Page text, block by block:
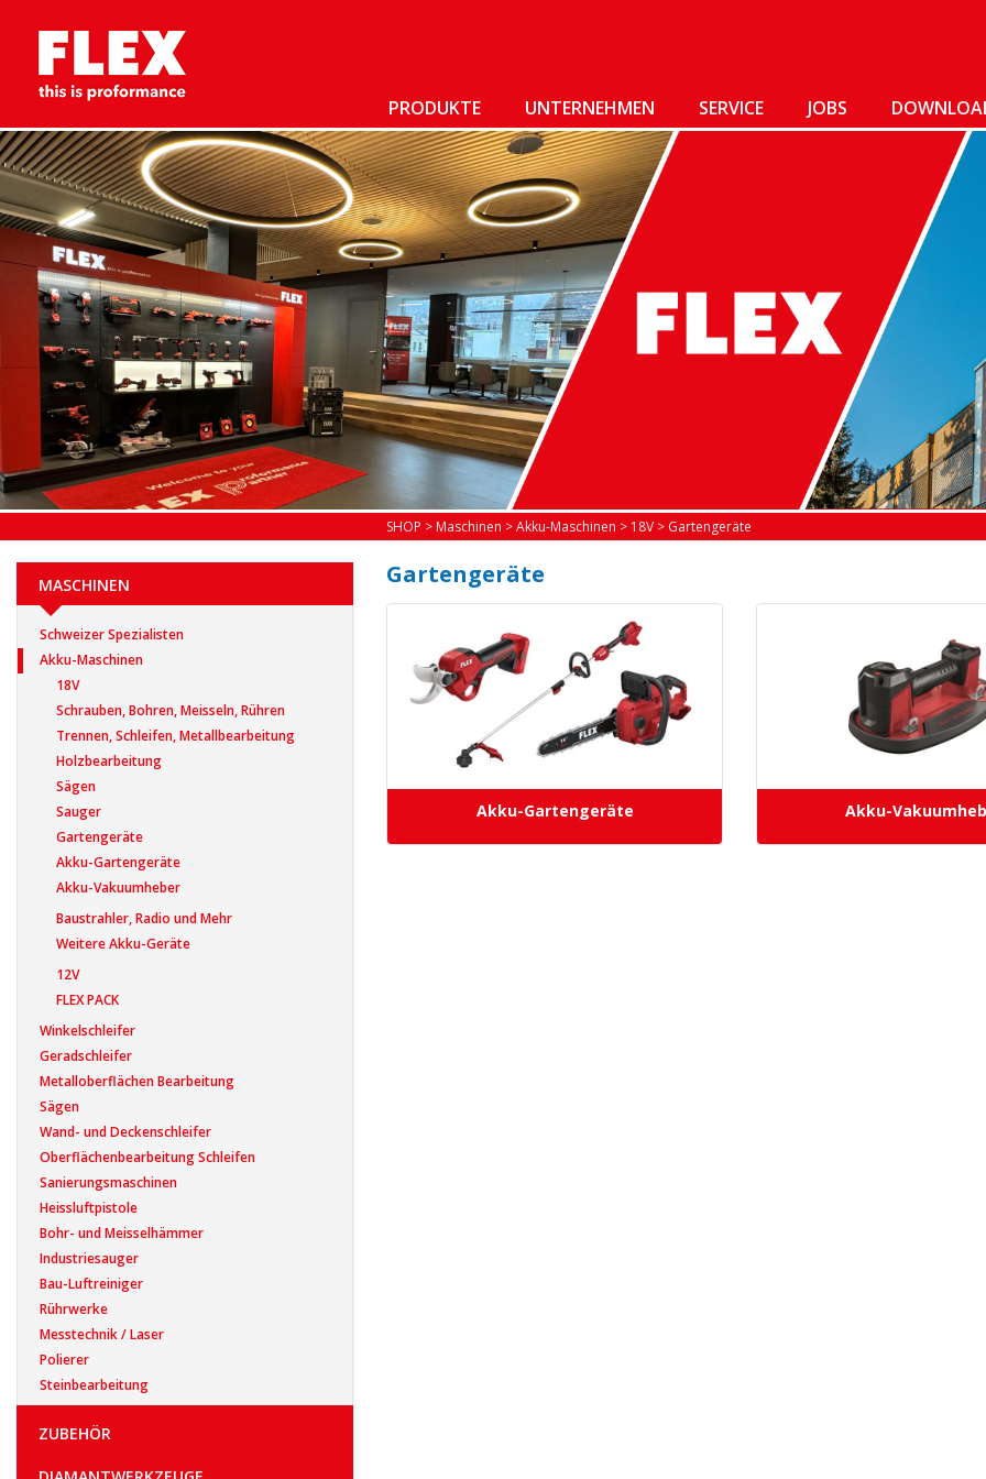
PRODUKTE UNTERNEHMEN SERVICE JOBS
MASCHINEN
Schweizer Spezialisten
Akku-Maschinen
18V
Schrauben, Bohren, Meisseln, Rühren
Trennen, Schleifen, Metallbearbeitung
Holzbearbeitung
Sägen
Sauger
Gartengeräte
Akku-Gartengeräte
Akku-Vakuumheber
Baustrahler, Radio und Mehr
Weitere Akku-Geräte
12V
FLEX PACK
Winkelschleifer
Geradschleifer
Metalloberflächen Bearbeitung
Sägen
Wand- und Deckenschleifer
Oberflächenbearbeitung Schleifen
Sanierungsmaschinen
Heissluftpistole
Bohr- und Meisselhämmer
Industriesauger
Bau-Luftreiniger
Rührwerke
Messtechnik / Laser
Polierer
Steinbearbeitung
ZUBEHÖR
SHOP > Maschinen >Akku-Maschinen > 18V > Gartengeräte
Gartengeräte
Akku-Gartengeräte Akku-